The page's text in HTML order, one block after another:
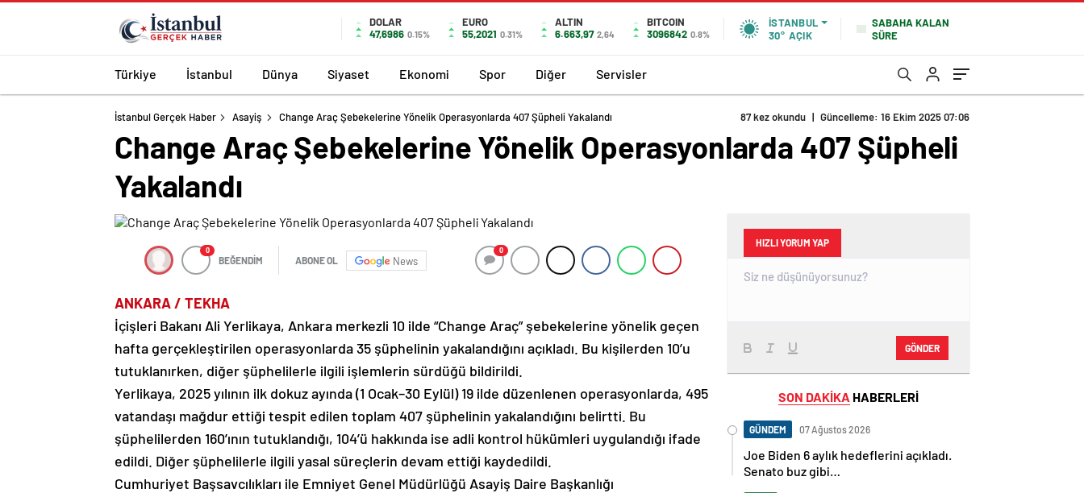
DOLAR
47,6986 0.15%
EURO
55,2021 0.31%
ALTIN
6.663,97 2,64
BITCOIN
3096842 0.8%
İSTANBUL
30° AÇIK
SABAHA KALAN
SÜRE
Türkiye İstanbul Dünya Siyaset Ekonomi Spor Diğer Servisler
İstanbul Gerçek Haber Asayiş Change Araç Şebekelerine Yönelik Operasyonlarda 407 Şüpheli Yakalandı 87 kez okundu | Güncelleme: 16 Ekim 2025 07:06
Change Araç Şebekelerine Yönelik Operasyonlarda 407 Şüpheli
Yakalandı
0
BEĞENDİM ABONE OL News
0
ANKARA / TEKHA
İçişleri Bakanı Ali Yerlikaya, Ankara merkezli 10 ilde “Change Araç” şebekelerine yönelik geçen
hafta gerçekleştirilen operasyonlarda 35 şüphelinin yakalandığını açıkladı. Bu kişilerden 10’u
tutuklanırken, diğer şüphelilerle ilgili işlemlerin sürdüğü bildirildi.
Yerlikaya, 2025 yılının ilk dokuz ayında (1 Ocak–30 Eylül) 19 ilde düzenlenen operasyonlarda, 495
vatandaşı mağdur ettiği tespit edilen toplam 407 şüphelinin yakalandığını belirtti. Bu
şüphelilerden 160’ının tutuklandığı, 104’ü hakkında ise adli kontrol hükümleri uygulandığı ifade
edildi. Diğer şüphelilerle ilgili yasal süreçlerin devam ettiği kaydedildi.
Cumhuriyet Başsavcılıkları ile Emniyet Genel Müdürlüğü Asayiş Daire Başkanlığı
HIZLI YORUM YAP
GÖNDER
SON DAKİKA HABERLERİ
GÜNDEM 07 Ağustos 2026
Joe Biden 6 aylık hedeflerini açıkladı.
Senato buz gibi…